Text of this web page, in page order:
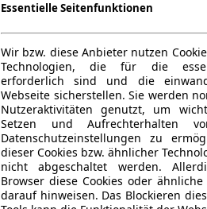
Essentielle Seitenfunktionen
Wir bzw. diese Anbieter nutzen
Technologien, die für die
erforderlich sind und die
Webseite sicherstellen. Sie werden
Nutzeraktivitäten genutzt, um
Setzen und Aufrechterhalten
Datenschutzeinstellungen zu
dieser Cookies bzw. ähnlicher
nicht abgeschaltet werden.
Browser diese Cookies oder
darauf hinweisen. Das Blockieren